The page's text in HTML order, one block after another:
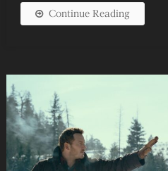
Continue Reading